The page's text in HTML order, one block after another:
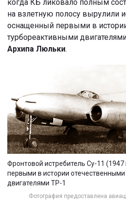
когда КБ ликовало полным
на взлетную полосу вырулили
оснащенный первыми в
турбореактивными
Архипа Люльки.
Фронтовой истребитель Су-11
первыми в истории
двигателями ТР-1
Фотография предоставлена